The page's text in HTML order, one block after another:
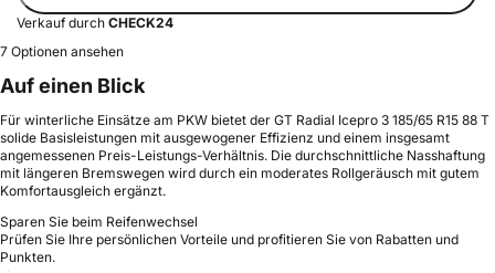
Verkauf durch CHECK24
7 Optionen ansehen
Auf einen Blick
Für winterliche Einsätze am PKW bietet der GT Radial Icepro 3 185/65 R15 88 T
solide Basisleistungen mit ausgewogener Effizienz und einem insgesamt
angemessenen Preis-Leistungs-Verhältnis. Die durchschnittliche Nasshaftung
mit längeren Bremswegen wird durch ein moderates Rollgeräusch mit gutem
Komfortausgleich ergänzt.
Sparen Sie beim Reifenwechsel
Prüfen Sie Ihre persönlichen Vorteile und profitieren Sie von Rabatten und
Punkten.